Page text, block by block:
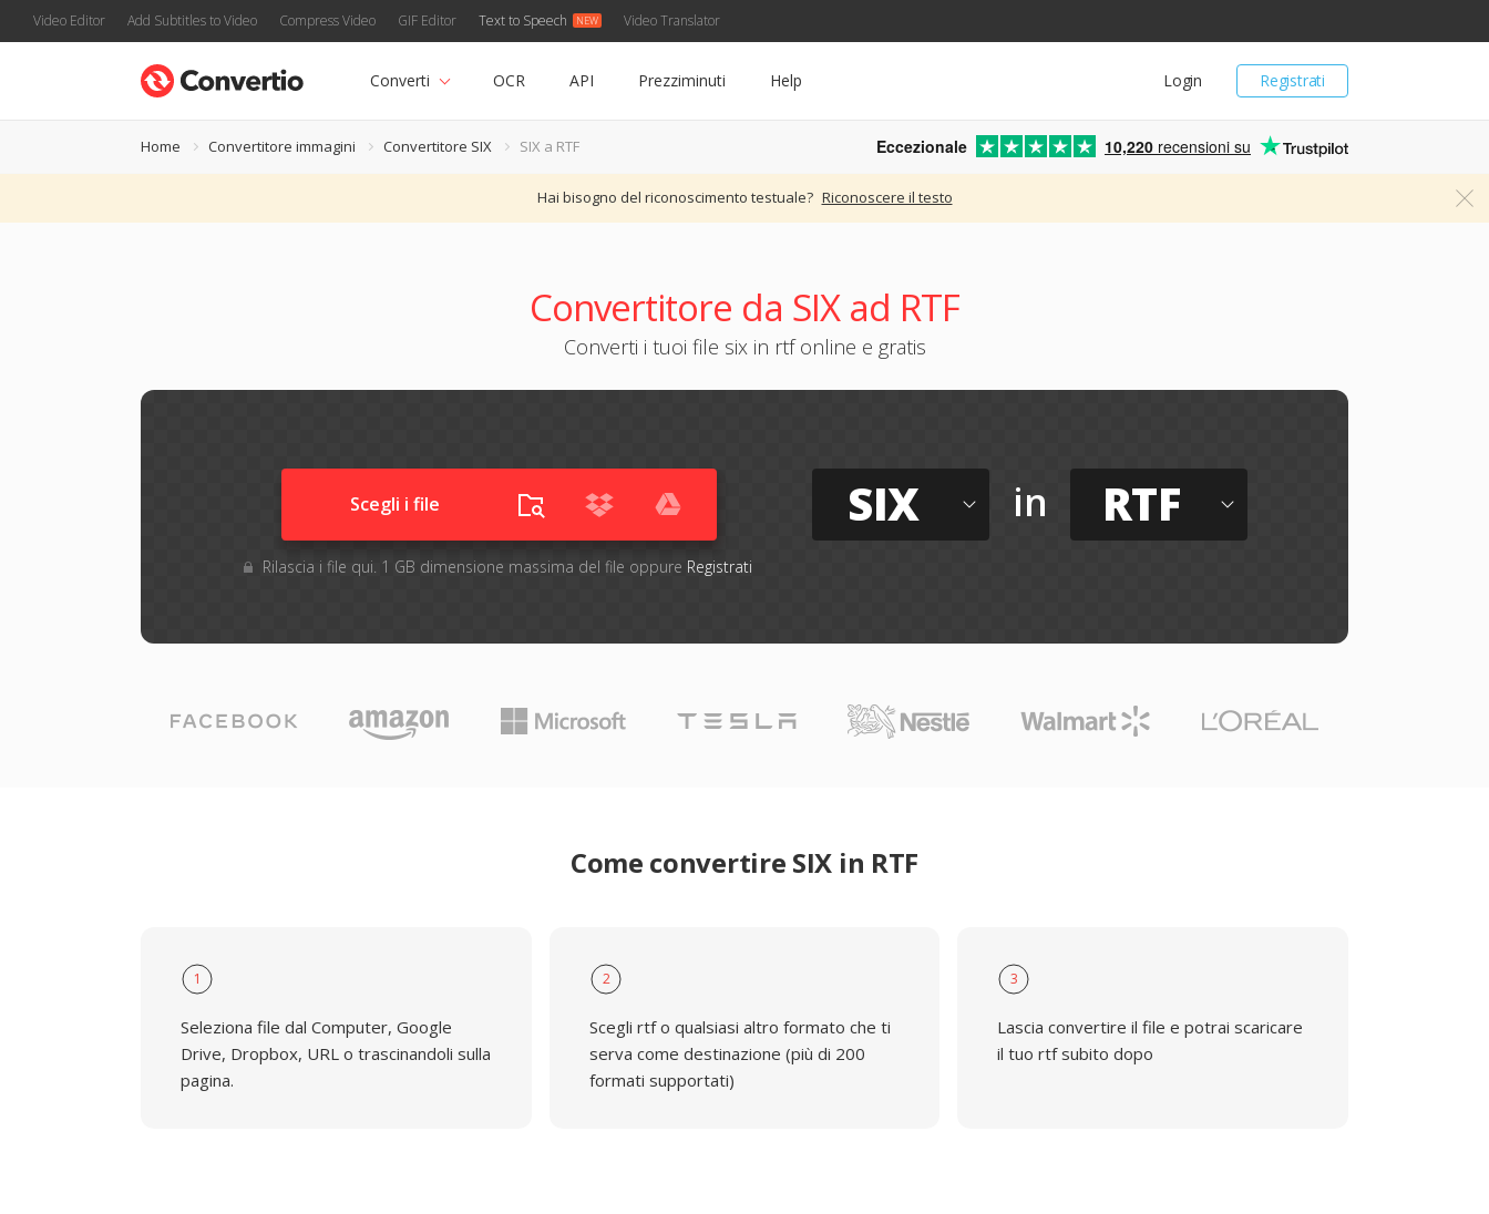
Video Editor Add Subtitles to Video Compress Video GIF Editor Text to Speech Video Translator
Registrati
Login
Converti OCR API Prezziminuti Help
Home Convertitore immagini Convertitore SIX SIX a RTF Eccezionale 10,220 recensioni su
Hai bisogno del riconoscimento testuale? Riconoscere il testo
Convertitore da SIX ad RTF
Converti i tuoi file six in rtf online e gratis
Scegli i file
Rilascia i file qui. 1 GB dimensione massima del file oppure Registrati
SIX in RTF
Come convertire SIX in RTF
1
Seleziona file dal Computer, Google
Drive, Dropbox, URL o trascinandoli sulla
pagina.
2
Scegli rtf o qualsiasi altro formato che ti
serva come destinazione (più di 200
formati supportati)
3
Lascia convertire il file e potrai scaricare
il tuo rtf subito dopo